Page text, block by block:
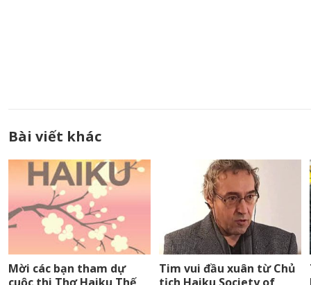
Bài viết khác
Mời các bạn tham dự
Tim vui đầu xuân từ Chủ